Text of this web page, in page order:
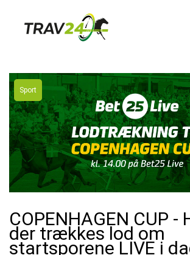
Sport
COPENHAGEN CUP -
der trækkes lod om
startsporene LIVE i